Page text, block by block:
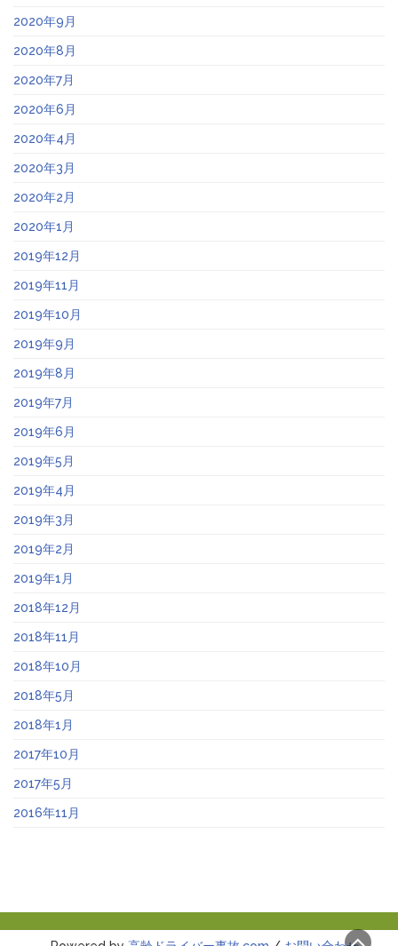
2020年9月
2020年8月
2020年7月
2020年6月
2020年4月
2020年3月
2020年2月
2020年1月
2019年12月
2019年11月
2019年10月
2019年9月
2019年8月
2019年7月
2019年6月
2019年5月
2019年4月
2019年3月
2019年2月
2019年1月
2018年12月
2018年11月
2018年10月
2018年5月
2018年1月
2017年10月
2017年5月
2016年11月